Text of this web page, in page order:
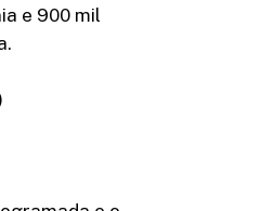
e 900 mil